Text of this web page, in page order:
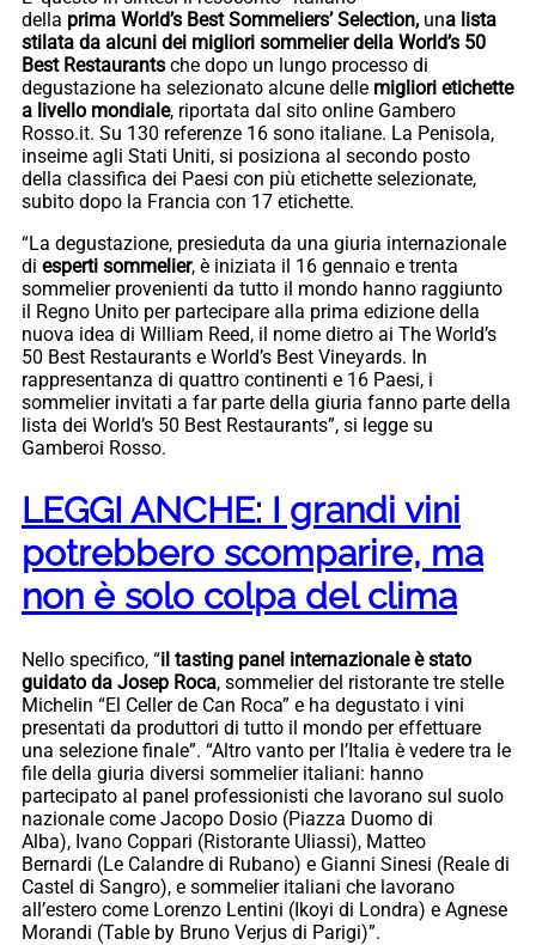
della prima World’s Best Sommeliers’ Selection, una lista
stilata da alcuni dei migliori sommelier della World’s 50
Best Restaurants che dopo un lungo processo di
degustazione ha selezionato alcune delle migliori etichette
a livello mondiale, riportata dal sito online Gambero
Rosso.it. Su 130 referenze 16 sono italiane. La Penisola,
inseime agli Stati Uniti, si posiziona al secondo posto
della classifica dei Paesi con più etichette selezionate,
subito dopo la Francia con 17 etichette.
“La degustazione, presieduta da una giuria internazionale
di esperti sommelier, è iniziata il 16 gennaio e trenta
sommelier provenienti da tutto il mondo hanno raggiunto
il Regno Unito per partecipare alla prima edizione della
nuova idea di William Reed, il nome dietro ai The World’s
50 Best Restaurants e World’s Best Vineyards. In
rappresentanza di quattro continenti e 16 Paesi, i
sommelier invitati a far parte della giuria fanno parte della
lista dei World’s 50 Best Restaurants”, si legge su
Gamberoi Rosso.
LEGGI ANCHE: I grandi vini
potrebbero scomparire, ma
non è solo colpa del clima
Nello specifico, “il tasting panel internazionale è stato
guidato da Josep Roca, sommelier del ristorante tre stelle
Michelin “El Celler de Can Roca” e ha degustato i vini
presentati da produttori di tutto il mondo per effettuare
una selezione finale”. “Altro vanto per l’Italia è vedere tra le
file della giuria diversi sommelier italiani: hanno
partecipato al panel professionisti che lavorano sul suolo
nazionale come Jacopo Dosio (Piazza Duomo di
Alba), Ivano Coppari (Ristorante Uliassi), Matteo
Bernardi (Le Calandre di Rubano) e Gianni Sinesi (Reale di
Castel di Sangro), e sommelier italiani che lavorano
all’estero come Lorenzo Lentini (Ikoyi di Londra) e Agnese
Morandi (Table by Bruno Verjus di Parigi)”.